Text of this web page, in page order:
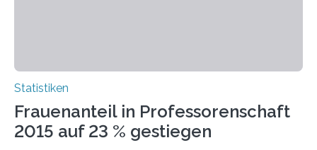
Statistiken
Frauenanteil in Professorenschaft
2015 auf 23 % gestiegen